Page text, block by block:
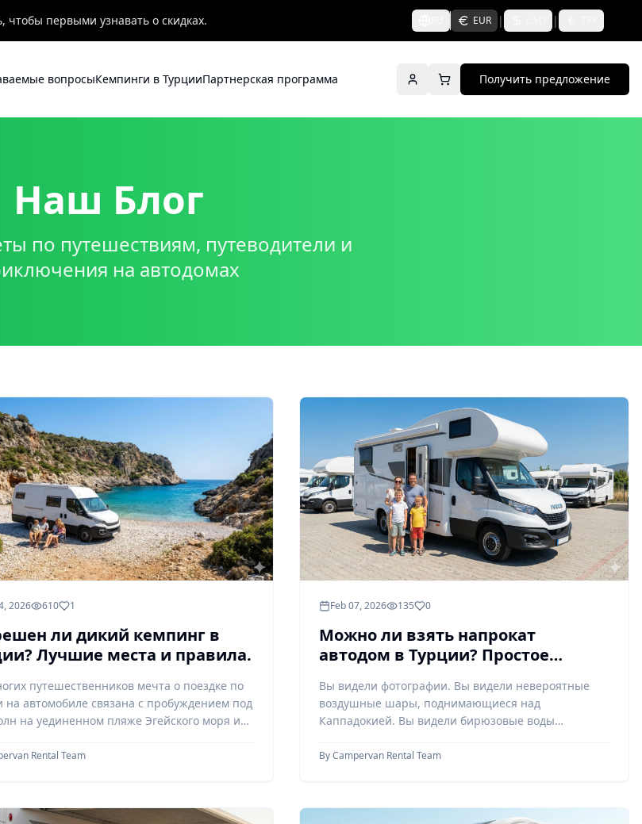
чтобы первыми узнавать о скидках. EUR | |
вопросыКемпинги в ТурцииПартнерская программа Получить предложение
Наш Блог
по путешествиям, путеводители и
на автодомах
2026 610 1
ли дикий кемпинг в
Лучшие места и правила.
путешественников мечта о поездке по
на автомобиле связана с пробуждением под
на уединенном пляже Эгейского моря или
Rental Team
Feb 07, 2026 135 0
Можно ли взять напрокат
автодом в Турции? Простое
путешественников,
отправляющихся в поездку
впервые.
Вы видели фотографии. Вы видели невероятные
воздушные шары, поднимающиеся над
Каппадокией. Вы видели бирюзовые воды
ByCampervan Rental Team